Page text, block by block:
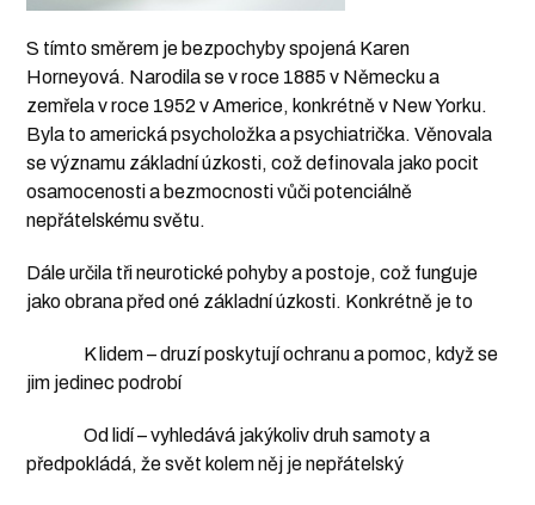
S tímto směrem je bezpochyby spojená Karen
Horneyová. Narodila se v roce 1885 v Německu a
zemřela v roce 1952 v Americe, konkrétně v New Yorku.
Byla to americká psycholožka a psychiatrička. Věnovala
se významu základní úzkosti, což definovala jako pocit
osamocenosti a bezmocnosti vůči potenciálně
nepřátelskému světu.
Dále určila tři neurotické pohyby a postoje, což funguje
jako obrana před oné základní úzkosti. Konkrétně je to
K lidem – druzí poskytují ochranu a pomoc, když se
jim jedinec podrobí
Od lidí – vyhledává jakýkoliv druh samoty a
předpokládá, že svět kolem něj je nepřátelský